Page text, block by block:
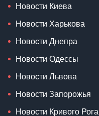
Новости Киева
Новости Харькова
Новости Днепра
Новости Одессы
Новости Львова
Новости Запорожья
Новости Кривого Рога